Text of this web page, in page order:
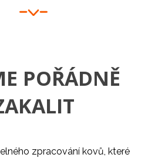
POŘÁDNĚ
zpracování kovů, které